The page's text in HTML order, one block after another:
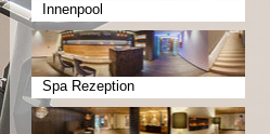
Innenpool
Spa Rezeption